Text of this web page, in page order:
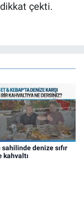
çekti.
sahilinde denize sıfır
kahvaltı